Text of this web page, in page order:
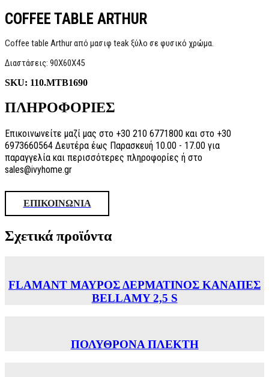
COFFEE TABLE ARTHUR
Coffee table Arthur από μασιφ teak ξύλο σε φυσικό χρώμα.
Διαστάσεις: 90Χ60Χ45
SKU: 110.MTB1690
ΠΛΗΡΟΦΟΡΙΕΣ
Επικοινωνείτε μαζί μας στο +30 210 6771800 και στο +30
6973660564 Δευτέρα έως Παρασκευή 10.00 - 17.00 για
παραγγελία και περισσότερες πληροφορίες ή στο
sales@ivyhome.gr
ΕΠΙΚΟΙΝΩΝΙΑ
Σχετικά προϊόντα
FLAMANT ΜΑΥΡΟΣ ΔΕΡΜΑΤΙΝΟΣ ΚΑΝΑΠΕΣ
BELLAMY 2,5 S
ΠΟΛΥΘΡΟΝΑ ΠΛΕΚΤΗ